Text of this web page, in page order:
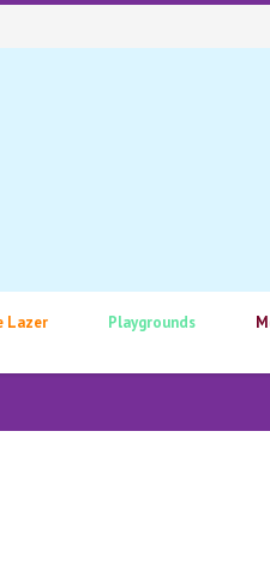
Lazer Playgrounds